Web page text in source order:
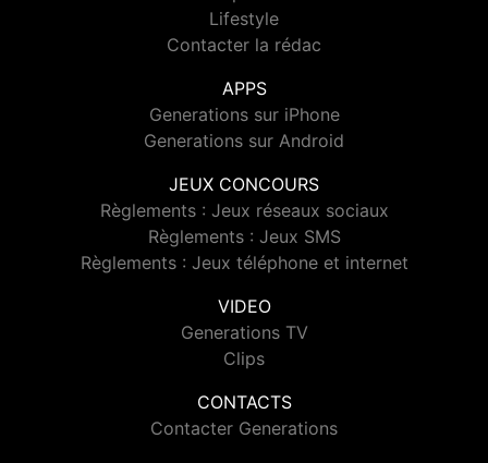
Lifestyle
Contacter la rédac
APPS
Generations sur iPhone
Generations sur Android
JEUX CONCOURS
Règlements : Jeux réseaux sociaux
Règlements : Jeux SMS
Règlements : Jeux téléphone et internet
VIDEO
Generations TV
Clips
CONTACTS
Contacter Generations